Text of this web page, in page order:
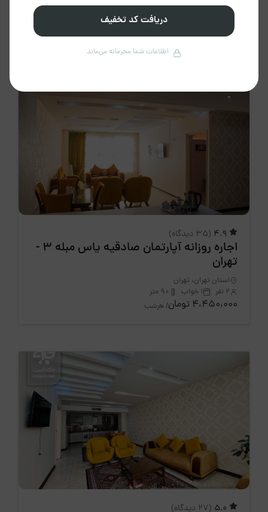
استان تهران، تهران
80 متر
4،450،000 تومان
(35 دیدگاه)
اجاره روزانه آپارتمان صادقیه یاس مبله 3 -
تهران
استان تهران، تهران
2 نفر
1 خواب 90 متر
4،450،000 تومان / هرشب
(27 دیدگاه)
دریافت کد تخفیف
اطلاعات شما محرمانه می‌ماند